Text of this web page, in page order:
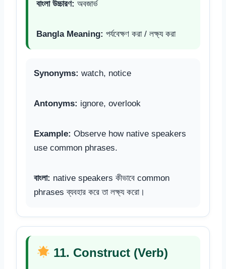
বাংলা উচ্চারণ: অবজার্ভ
Bangla Meaning: পর্যবেক্ষণ করা / লক্ষ্য করা
Synonyms: watch, notice
Antonyms: ignore, overlook
Example: Observe how native speakers
use common phrases.
বাংলা: native speakers কীভাবে common
phrases ব্যবহার করে তা লক্ষ্য করো।
11. Construct (Verb)